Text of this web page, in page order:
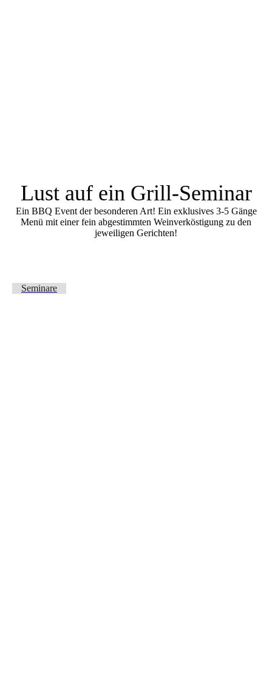
Lust auf ein Grill-Seminar
Ein BBQ Event der besonderen Art! Ein exklusives 3-5 Gänge
Menü mit einer fein abgestimmten Weinverköstigung zu den
jeweiligen Gerichten!
Seminare